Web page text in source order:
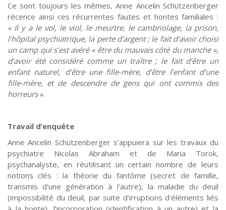
Ce sont toujours les mêmes, Anne Ancelin Schützenberger
récence ainsi ces récurrentes fautes et hontes familiales :
« Il y a le vol, le viol, le meurtre, le cambriolage, la prison,
l’hôpital psychiatrique, la perte d’argent ; le fait d’avoir choisi
un camp qui s’est avéré « être du mauvais côté du manche »,
d’avoir été considéré comme un traître ; le fait d’être un
enfant naturel, d’être une fille-mère, d’être l’enfant d’une
fille-mère, et de descendre de gens qui ont commis des
horreurs».
Travail d’enquête
Anne Ancelin Schützenberger s’appuiera sur les travaux du
psychiatre Nicolas Abraham et de Maria Torok,
psychanalyste, en réutilisant un certain nombre de leurs
notions clés : la théorie du fantôme (secret de famille,
transmis d'une génération à l'autre), la maladie du deuil
(impossibilité du deuil, par suite d'irruptions d'éléments liés